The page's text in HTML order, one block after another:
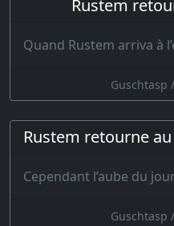
Rustem
Guschtasp
Guschtasp